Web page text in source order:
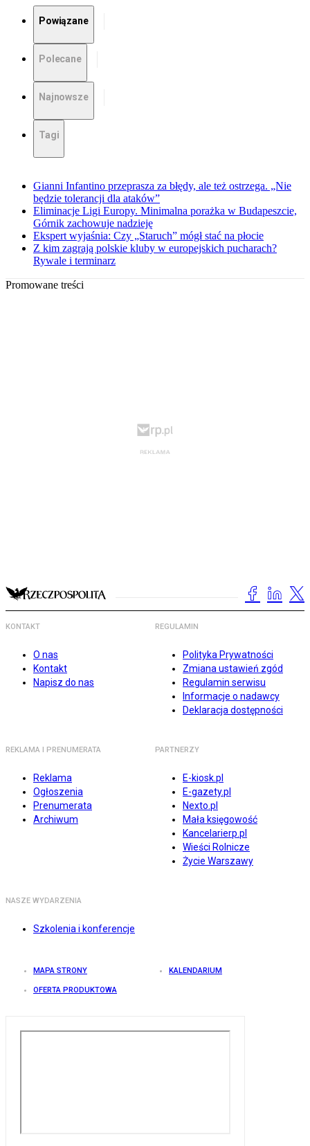
Powiązane
Polecane
Najnowsze
Tagi
Gianni Infantino przeprasza za błędy, ale też ostrzega. „Nie
będzie tolerancji dla ataków”
Eliminacje Ligi Europy. Minimalna porażka w Budapeszcie,
Górnik zachowuje nadzieję
Ekspert wyjaśnia: Czy „Staruch” mógł stać na płocie
Z kim zagrają polskie kluby w europejskich pucharach?
Rywale i terminarz
Promowane treści
KONTAKT
O nas
Kontakt
Napisz do nas
REGULAMIN
Polityka Prywatności
Zmiana ustawień zgód
Regulamin serwisu
Informacje o nadawcy
Deklaracja dostępności
REKLAMA I PRENUMERATA
Reklama
Ogłoszenia
Prenumerata
Archiwum
PARTNERZY
E-kiosk.pl
E-gazety.pl
Nexto.pl
Mała księgowość
Kancelarierp.pl
Wieści Rolnicze
Życie Warszawy
NASZE WYDARZENIA
Szkolenia i konferencje
MAPA STRONY KALENDARIUM
OFERTA PRODUKTOWA